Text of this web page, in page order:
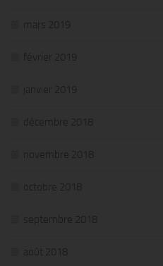
mars 2019
février 2019
janvier 2019
décembre 2018
novembre 2018
octobre 2018
septembre 2018
août 2018